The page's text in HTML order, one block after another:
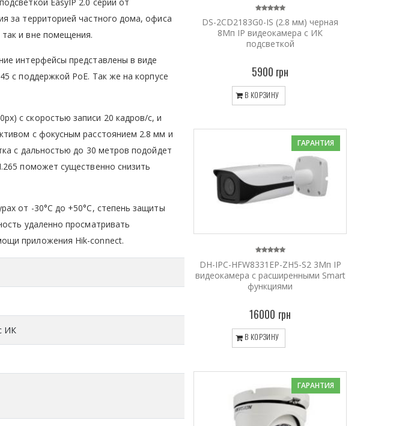
за территорией частного дома, офиса
и вне помещения.
интерфейсы представлены в виде
с поддержкой PoE. Так же на корпусе
с скоростью записи 20 кадров/с, и
с фокусным расстоянием 2.8 мм и
с дальностью до 30 метров подойдет
поможет существенно снизить
от -30°C до +50°C, степень защиты
удаленно просматривать
приложения Hik-connect.
ИК
DS-2CD2183G0-IS (2.8 мм) черная
8Мп IP видеокамера с ИК
подсветкой
5900 грн
В КОРЗИНУ
ГАРАНТИЯ
DH-IPC-HFW8331EP-ZH5-S2 3Мп IP
видеокамера с расширенными Smart
функциями
16000 грн
В КОРЗИНУ
ГАРАНТИЯ